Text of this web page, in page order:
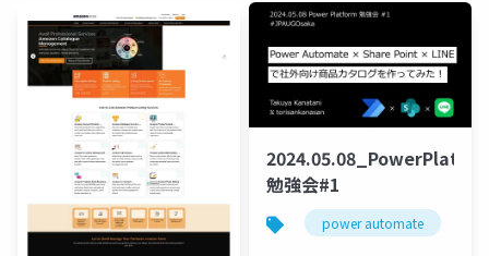
勉強会#1
power automate